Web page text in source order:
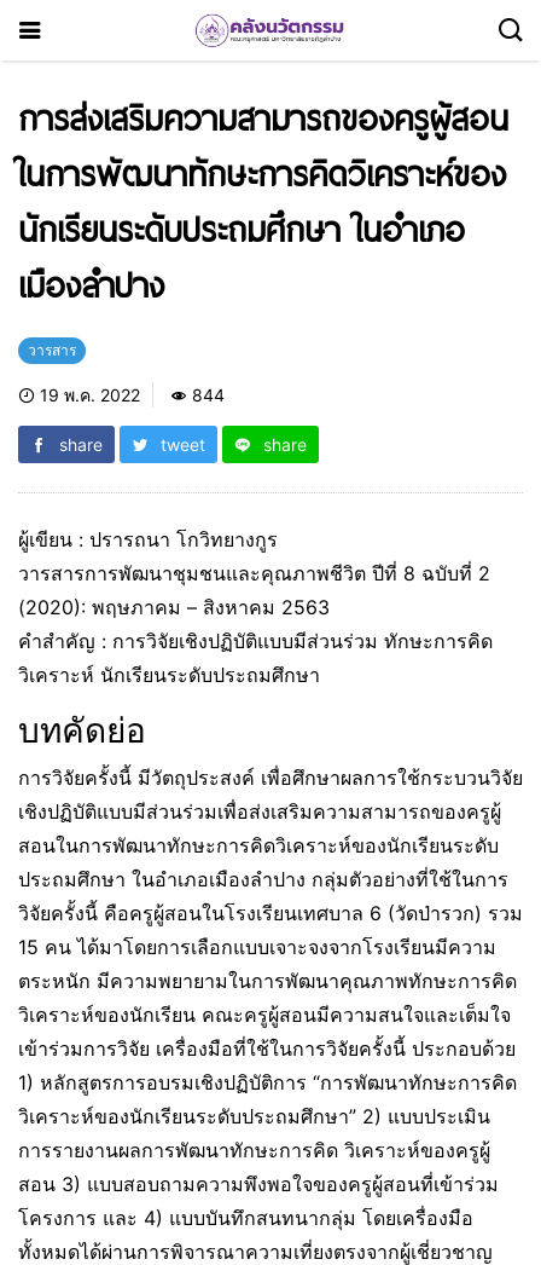
การส่งเสริมความสามารถของครูผู้สอน
ในการพัฒนาทักษะการคิดวิเคราะห์ของ
นักเรียนระดับประถมศึกษา ในอําเภอ
เมืองลําปาง
วารสาร
19 พ.ค. 2022 844
share tweet share
ผู้เขียน : ปรารถนา โกวิทยางกูร
วารสารการพัฒนาชุมชนและคุณภาพชีวิต ปีที่ 8 ฉบับที่ 2
(2020): พฤษภาคม – สิงหาคม 2563
คำสำคัญ : การวิจัยเชิงปฏิบัติแบบมีส่วนร่วม ทักษะการคิด
วิเคราะห์ นักเรียนระดับประถมศึกษา
บทคัดย่อ
การวิจัยครั้งนี้ มีวัตถุประสงค์ เพื่อศึกษาผลการใช้กระบวนวิจัย
เชิงปฏิบัติแบบมีส่วนร่วมเพื่อส่งเสริมความสามารถของครูผู้
สอนในการพัฒนาทักษะการคิดวิเคราะห์ของนักเรียนระดับ
ประถมศึกษา ในอำเภอเมืองลำปาง กลุ่มตัวอย่างที่ใช้ในการ
วิจัยครั้งนี้ คือครูผู้สอนในโรงเรียนเทศบาล 6 (วัดป่ารวก) รวม
15 คน ได้มาโดยการเลือกแบบเจาะจงจากโรงเรียนมีความ
ตระหนัก มีความพยายามในการพัฒนาคุณภาพทักษะการคิด
วิเคราะห์ของนักเรียน คณะครูผู้สอนมีความสนใจและเต็มใจ
เข้าร่วมการวิจัย เครื่องมือที่ใช้ในการวิจัยครั้งนี้ ประกอบด้วย
1) หลักสูตรการอบรมเชิงปฏิบัติการ “การพัฒนาทักษะการคิด
วิเคราะห์ของนักเรียนระดับประถมศึกษา” 2) แบบประเมิน
การรายงานผลการพัฒนาทักษะการคิด วิเคราะห์ของครูผู้
สอน 3) แบบสอบถามความพึงพอใจของครูผู้สอนที่เข้าร่วม
โครงการ และ 4) แบบบันทึกสนทนากลุ่ม โดยเครื่องมือ
ทั้งหมดได้ผ่านการพิจารณาความเที่ยงตรงจากผู้เชี่ยวชาญ